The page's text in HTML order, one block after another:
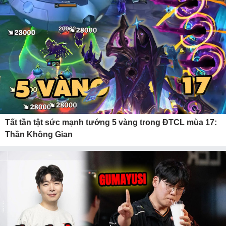
Tất tần tật sức mạnh tướng 5 vàng trong ĐTCL mùa 17:
Thần Không Gian